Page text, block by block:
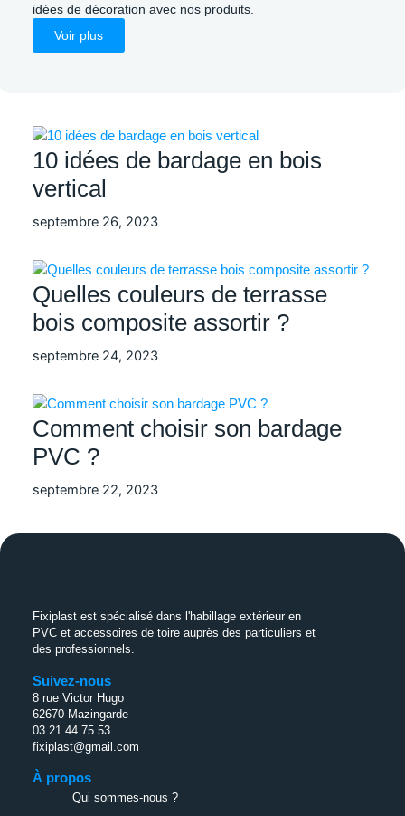
idées de décoration avec nos produits.
Voir plus
10 idées de bardage en bois
vertical
septembre 26, 2023
Quelles couleurs de terrasse
bois composite assortir ?
septembre 24, 2023
Comment choisir son bardage
PVC ?
septembre 22, 2023
Fixiplast est spécialisé dans l'habillage extérieur en
PVC et accessoires de toire auprès des particuliers et
des professionnels.
Suivez-nous
8 rue Victor Hugo
62670 Mazingarde
03 21 44 75 53
fixiplast@gmail.com
À propos
Qui sommes-nous ?